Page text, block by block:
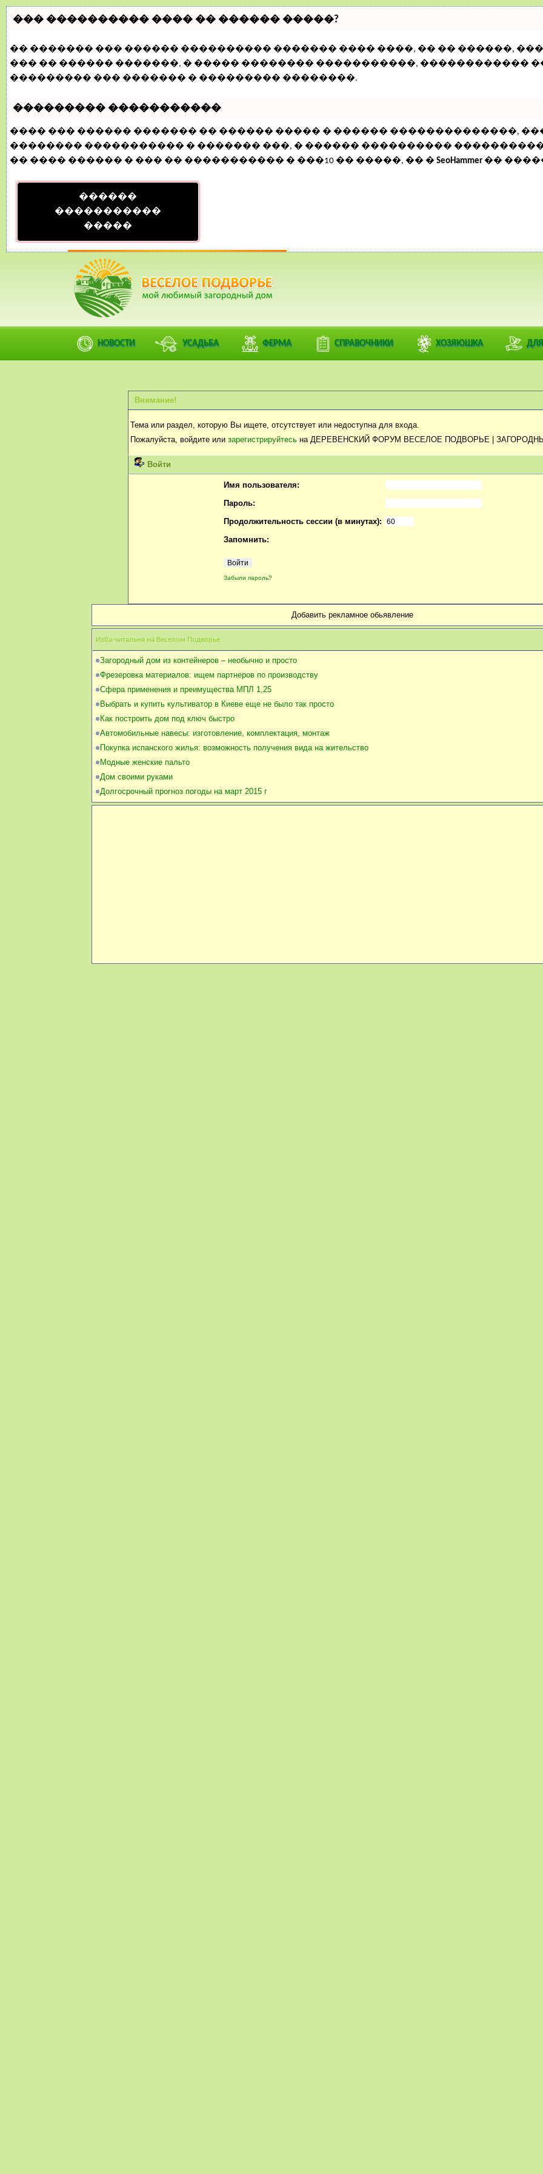
��� ���������� ���� �� ������ �����?
�� ������� ��� ������ ���������� ������� ���� ����, �� �� ������,
��� �� ������ �������, � ����� �������� �����������, ������������
��������� ��� ������� � ��������� ��������.
��������� �����������
���� ��� ������ ������� �� ������ ����� � ������ ��������������,
�������� ����������� � ������� ���, � ������ ����������
�� ���� ������ � ��� �� ����������� � ���10 �� �����, �� � SeoHammer ��
������
�����������
�����
НОВОСТИ УСАДЬБА ФЕРМА СПРАВОЧНИКИ ХОЗЯЮШКА
ФОРУМ
Внимание!
Тема или раздел, которую Вы ищете, отсутствует или недоступна для входа.
Пожалуйста, войдите или зарегистрируйтесь на ДЕРЕВЕНСКИЙ ФОРУМ ВЕСЕЛОЕ ПОДВОРЬЕ |
Войти
Имя пользователя:
Пароль:
Продолжительность сессии (в минутах):
Запомнить:
Забыли пароль?
Добавить рекламное обьявление
Изба-читальня на Веселом Подворье
Загородный дом из контейнеров – необычно и просто
Фрезеровка материалов: ищем партнеров по производству
Сфера применения и преимущества МПЛ 1,25
Выбрать и купить культиватор в Киеве еще не было так просто
Как построить дом под ключ быстро
Автомобильные навесы: изготовление, комплектация, монтаж
Покупка испанского жилья: возможность получения вида на жительство
Модные женские пальто
Дом своими руками
Долгосрочный прогноз погоды на март 2015 г